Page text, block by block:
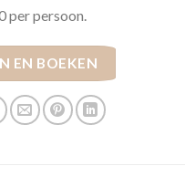
per persoon.
EN BOEKEN